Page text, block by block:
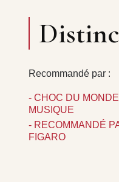
Recommandé par :
- CHOC DU
MUSIQUE
- RECOMMANDÉ
FIGARO